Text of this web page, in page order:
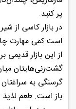
پر کنید.
در بازار کاسی از
است کمی مهارت
از این بازار
گشت‌زنی‌هایتان
گرسنگی به
باز است. طعم